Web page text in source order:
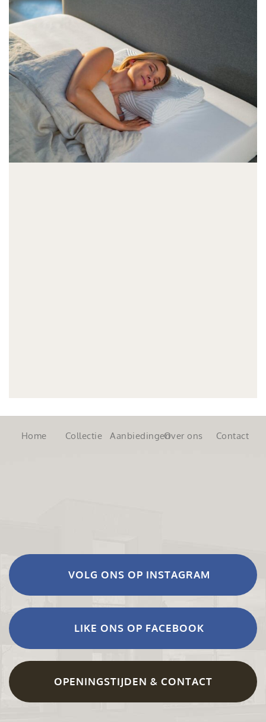
Home Collectie AanbiedingenOver ons Contact
VOLG ONS OP INSTAGRAM
LIKE ONS OP FACEBOOK
OPENINGSTIJDEN & CONTACT